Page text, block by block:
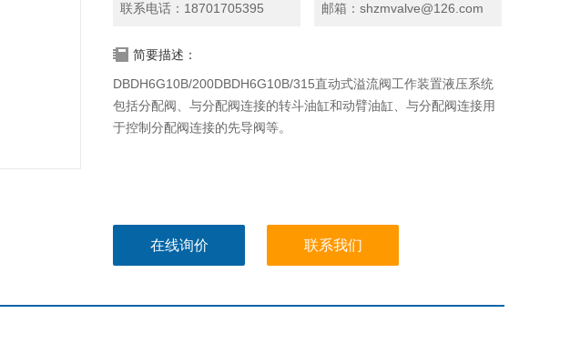
联系电话：18701705395 邮箱：shzmvalve@126.com
简要描述：
DBDH6G10B/200DBDH6G10B/315直动式溢流阀工作装置液压系统
包括分配阀、与分配阀连接的转斗油缸和动臂油缸、与分配阀连接用
于控制分配阀连接的先导阀等。
在线询价 联系我们